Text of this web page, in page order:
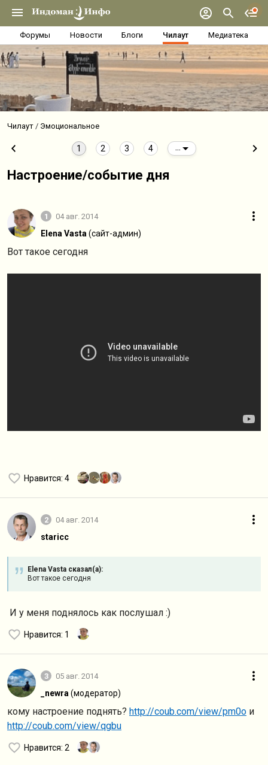
Форумы Новости Блоги Чилаут Медиатека
Чилаут Эмоциональное
1 2 3 4
Настроение/событие дня
1 04 авг. 2014
Elena Vasta (сайт-админ)
Вот такое сегодня
Нравится: 4
2 04 авг. 2014
staricc
Elena Vasta сказал(а):
Вот такое сегодня
И у меня поднялось как послушал :)
Нравится: 1
3 05 авг. 2014
_newra (модератор)
кому настроение поднять? http://coub.com/view/pm0o и
http://coub.com/view/qgbu
Нравится: 2